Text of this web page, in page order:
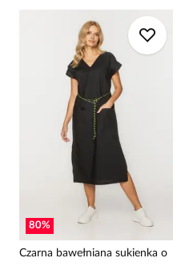
80%
Czarna bawełniana sukienka o